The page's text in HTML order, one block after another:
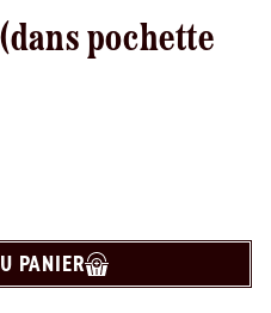
pochette
PANIER